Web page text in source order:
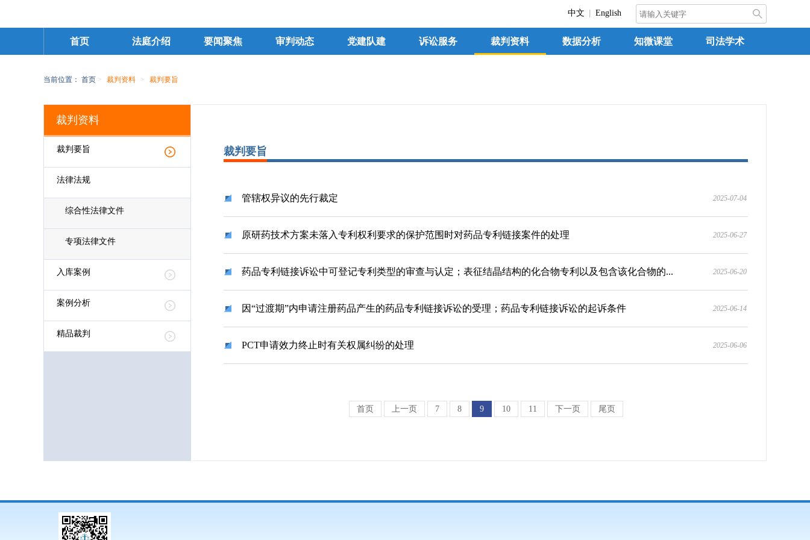
中文 English
首页 法庭介绍 要闻聚焦 审判动态 党建队建 诉讼服务 裁判资料 数据分析 知微课堂 司法学术
当前位置： 首页 > 裁判资料 > 裁判要旨
裁判资料
裁判要旨
法律法规
综合性法律文件
专项法律文件
入库案例
案例分析
精品裁判
裁判要旨
管辖权异议的先行裁定 2025-07-04
原研药技术方案未落入专利权利要求的保护范围时对药品专利链接案件的处理 2025-06-27
药品专利链接诉讼中可登记专利类型的审查与认定；表征结晶结构的化合物专利以及包含该化合物的... 2025-06-20
因“过渡期”内申请注册药品产生的药品专利链接诉讼的受理；药品专利链接诉讼的起诉条件 2025-06-14
PCT申请效力终止时有关权属纠纷的处理 2025-06-06
首页 上一页 7 8 9 10 11 下一页 尾页